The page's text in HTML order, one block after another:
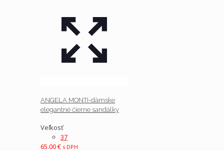
ANGELA MONTI-dámske
elegantné čierne sandálky
Veľkosť
37
65.00€ s DPH